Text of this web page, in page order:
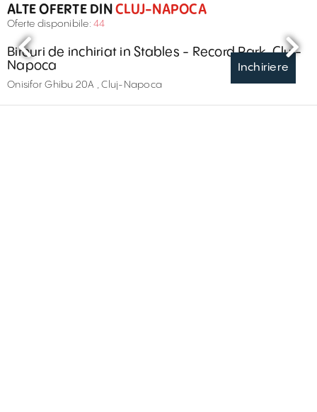
ALTE OFERTE DINCLUJ-NAPOCA
Oferte disponibile: 44
Inchiriere
Birouri de inchiriat in Stables - Record Park, Cluj-
Napoca
Onisifor Ghibu 20A , Cluj-Napoca